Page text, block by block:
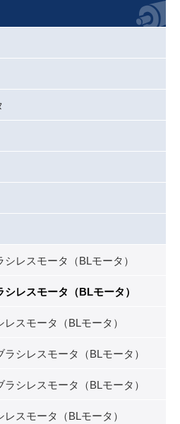
レスモータ（BLモータ）
レスモータ（BLモータ）
スモータ（BLモータ）
シレスモータ（BLモータ）
シレスモータ（BLモータ）
スモータ（BLモータ）